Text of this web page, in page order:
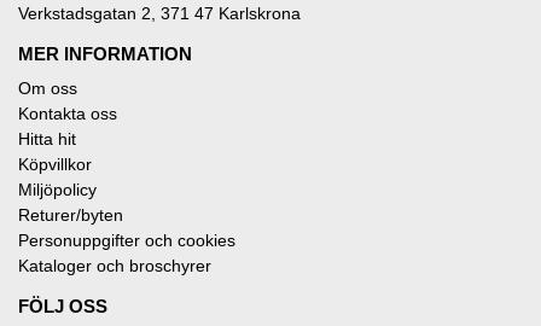
Verkstadsgatan 2, 371 47 Karlskrona
MER INFORMATION
Om oss
Kontakta oss
Hitta hit
Köpvillkor
Miljöpolicy
Returer/byten
Personuppgifter och cookies
Kataloger och broschyrer
FÖLJ OSS